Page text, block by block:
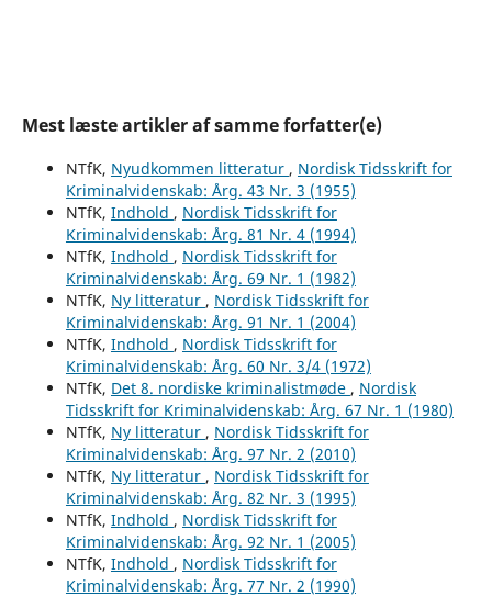
Mest læste artikler af samme forfatter(e)
NTfK, Nyudkommen litteratur , Nordisk Tidsskrift for
Kriminalvidenskab: Årg. 43 Nr. 3 (1955)
NTfK, Indhold , Nordisk Tidsskrift for
Kriminalvidenskab: Årg. 81 Nr. 4 (1994)
NTfK, Indhold , Nordisk Tidsskrift for
Kriminalvidenskab: Årg. 69 Nr. 1 (1982)
NTfK, Ny litteratur , Nordisk Tidsskrift for
Kriminalvidenskab: Årg. 91 Nr. 1 (2004)
NTfK, Indhold , Nordisk Tidsskrift for
Kriminalvidenskab: Årg. 60 Nr. 3/4 (1972)
NTfK, Det 8. nordiske kriminalistmøde , Nordisk
Tidsskrift for Kriminalvidenskab: Årg. 67 Nr. 1 (1980)
NTfK, Ny litteratur , Nordisk Tidsskrift for
Kriminalvidenskab: Årg. 97 Nr. 2 (2010)
NTfK, Ny litteratur , Nordisk Tidsskrift for
Kriminalvidenskab: Årg. 82 Nr. 3 (1995)
NTfK, Indhold , Nordisk Tidsskrift for
Kriminalvidenskab: Årg. 92 Nr. 1 (2005)
NTfK, Indhold , Nordisk Tidsskrift for
Kriminalvidenskab: Årg. 77 Nr. 2 (1990)